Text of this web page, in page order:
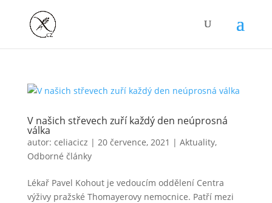
V našich střevech zuří každý den neúprosná
válka
autor: celiacicz | 20 července, 2021 | Aktuality,
Odborné články
Lékař Pavel Kohout je vedoucím oddělení Centra
výživy pražské Thomayerovy nemocnice. Patří mezi